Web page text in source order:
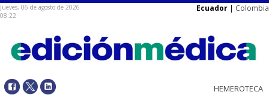
Jueves, 06 de agosto de 2026
08:22
Ecuador | Colombia